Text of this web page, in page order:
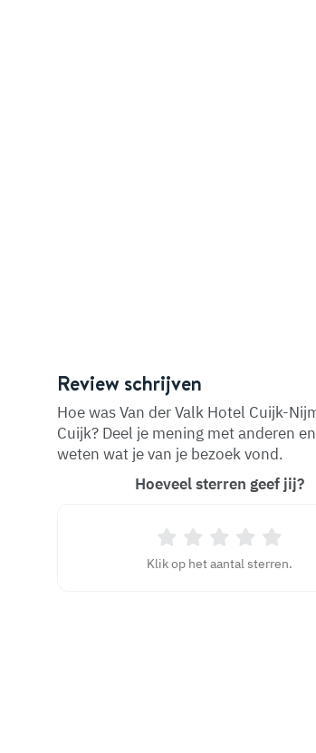
Review schrijven
Hoe was Van der Valk Hotel Cuijk-
Cuijk? Deel je mening met anderen
weten wat je van je bezoek vond.
Hoeveel sterren geef jij?
Klik op het aantal sterren.